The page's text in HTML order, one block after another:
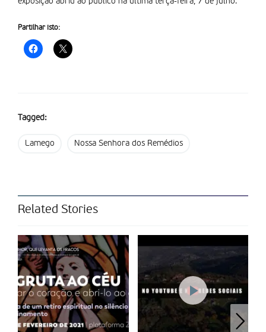
Partilhar isto:
Tagged:
Lamego Nossa Senhora dos Remédios
Related Stories